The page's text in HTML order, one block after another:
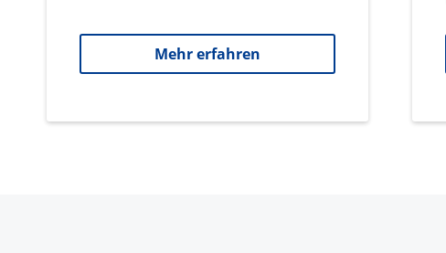
Mehr erfahren